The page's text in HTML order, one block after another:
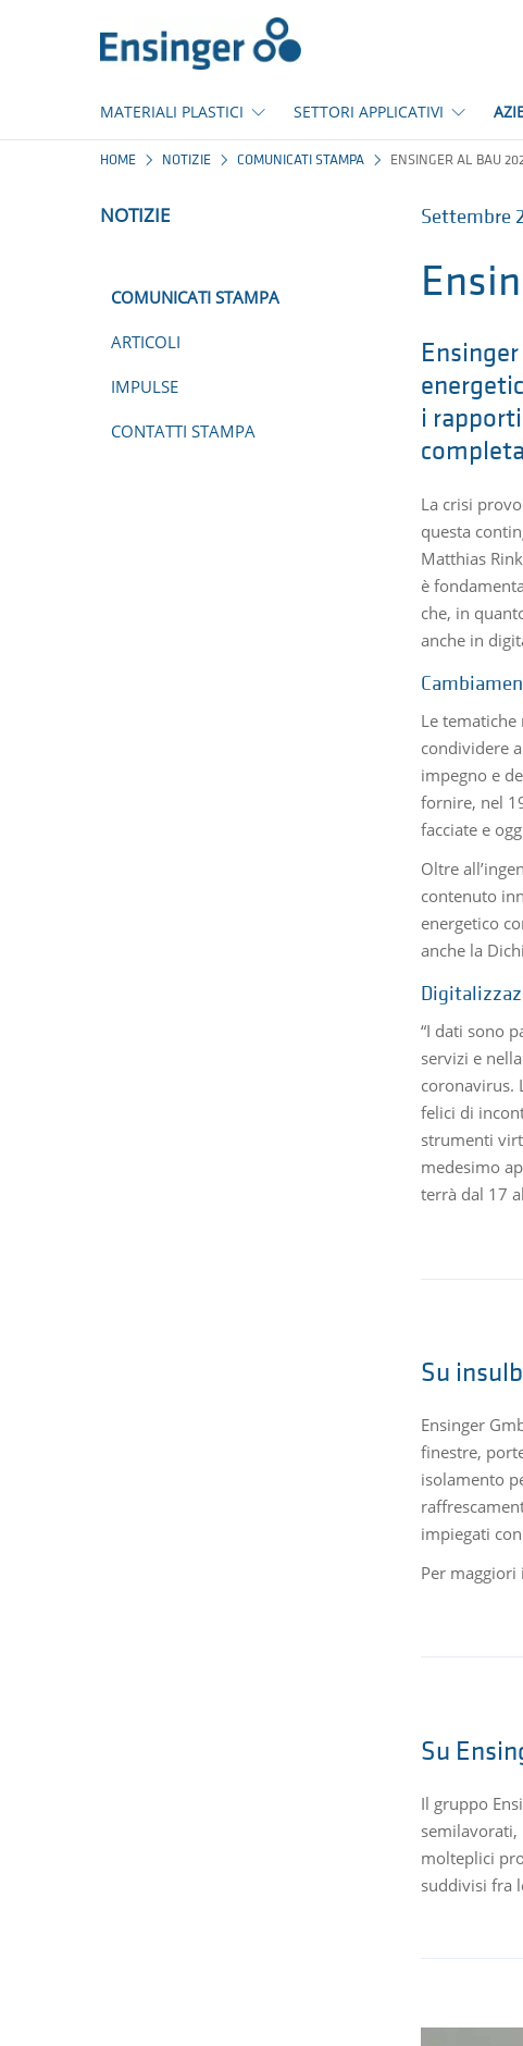
iniziale
MATERIALI PLASTICI SETTORI APPLICATIVI
HOME NOTIZIE COMUNICATI STAMPA ENSINGER AL BAU
NOTIZIE
COMUNICATI STAMPA
ARTICOLI
IMPULSE
CONTATTI STAMPA
Settembre
i
La crisi
questa
Matthias
è
che, in
anche in
Le
condividere
impegno e
fornire, nel
facciate e
Oltre
contenuto
energetico
anche la
“I dati sono
servizi e
coronavirus.
felici di
strumenti
medesimo
terrà dal 17
Su
Ensinger
finestre,
isolamento
impiegati
Per
Su
Il gruppo
semilavorati,
molteplici
suddivisi fra